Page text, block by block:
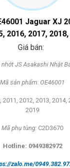
Jaguar XJ
2016, 2017,
Giá bán:
nhớt JS Asakashi Nhật
Mã sản phẩm: OE46001
2012, 2013, 2014,
2019
Mã phụ tùng: C2D3670
Hotline: 0949382972
zalo.me/